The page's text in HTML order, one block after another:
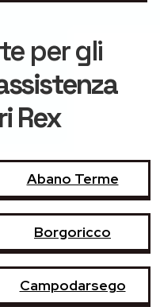
per gli
Rex
Abano Terme
Borgoricco
Campodarsego